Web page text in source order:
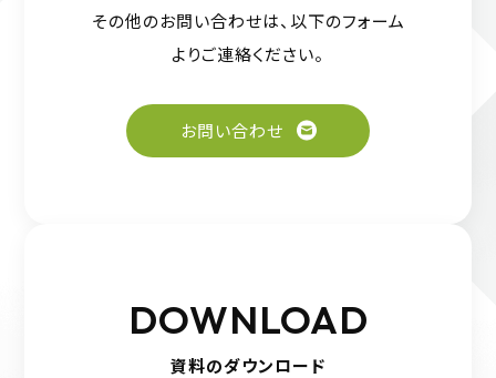
その他のお問い合わせは、 以下のフォーム
よりご連絡ください。
お問い合わせ
DOWNLOAD
資料のダウンロード